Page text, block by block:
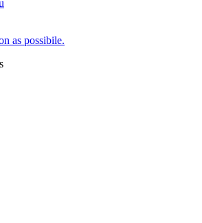
as possibile.